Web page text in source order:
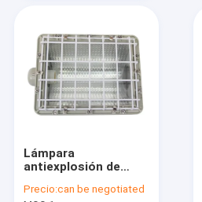
Productos
Videos
Sobre nosotros
Lámpara
antiexplosión de
GRP Certificada
Precio:can be negotiated